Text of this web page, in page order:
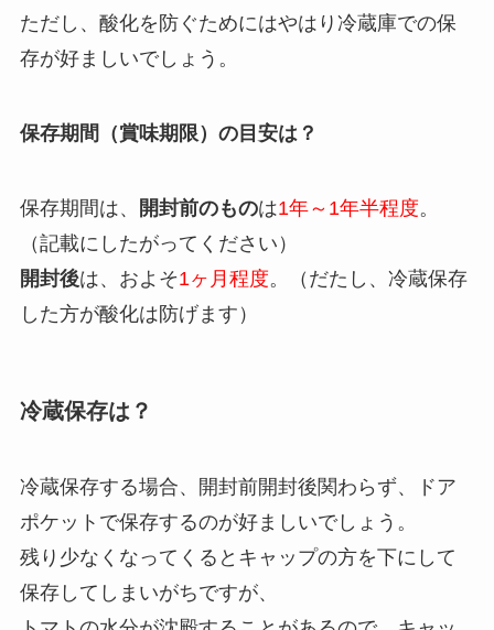
ただし、酸化を防ぐためにはやはり冷蔵庫での保
存が好ましいでしょう。
保存期間（賞味期限）の目安は？
保存期間は、 開封前のものは1年～1年半程度。
（記載にしたがってください）
開封後は、およそ1ヶ月程度。（だたし、冷蔵保存
した方が酸化は防げます）
冷蔵保存は？
冷蔵保存する場合、開封前開封後関わらず、ドア
ポケットで保存するのが好ましいでしょう。
残り少なくなってくるとキャップの方を下にして
保存してしまいがちですが、